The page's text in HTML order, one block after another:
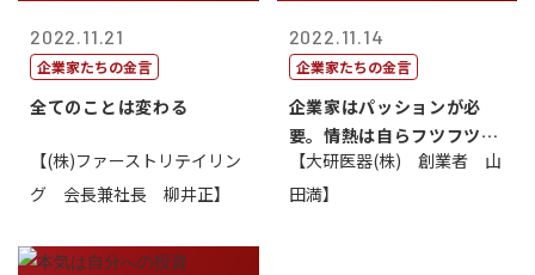
2022.11.21
企業家たちの金言
全てのことは変わる
【(株)ファーストリテイリン
グ 会長兼社長 柳井正】
2022.11.14
企業家たちの金言
企業家はパッションが必
要。情熱は自らフツフツと
湧いてくるもの...
【大研医器(株) 創業者 山
田満】